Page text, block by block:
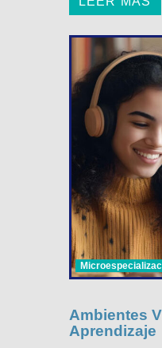
Ambientes
Aprendizaje